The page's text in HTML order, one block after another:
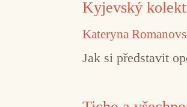
Kyjevský
Kateryna
Jak si představit